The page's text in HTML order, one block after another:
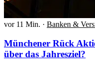
vor 11 Min. · Banken &
Münchener Rück
über das Jahresziel?